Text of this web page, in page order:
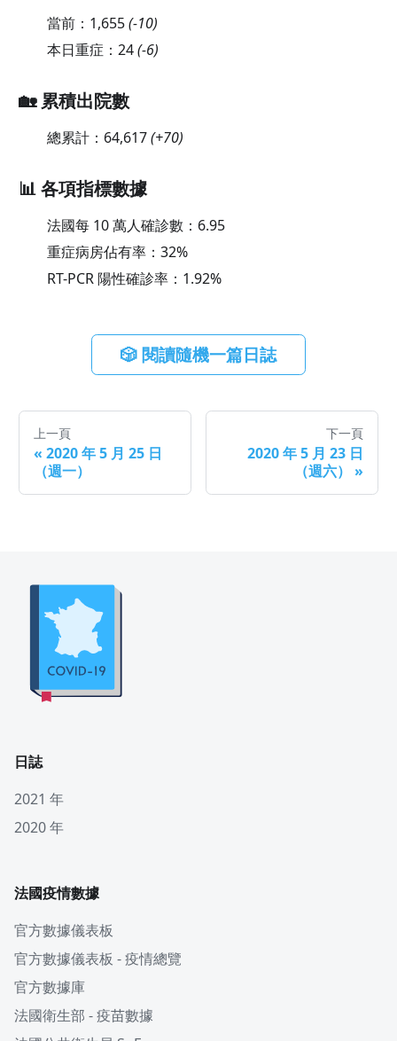
當前： 1,655(-10)
本日重症： 24(-6)
🏡 累積出院數
總累計： 64,617(+70)
📊 各項指標數據
法國每 10 萬人確診數： 6.95
重症病房佔有率： 32%
RT-PCR 陽性確診率： 1.92%
🎲 閱讀隨機一篇日誌
上一頁
« 2020 年 5 月 25 日
（週一）
下一頁
2020 年 5 月 23 日
（週六）
»
日誌
2021 年
2020 年
法國疫情數據
官方數據儀表板
官方數據儀表板 - 疫情總覽
官方數據庫
法國衛生部 - 疫苗數據